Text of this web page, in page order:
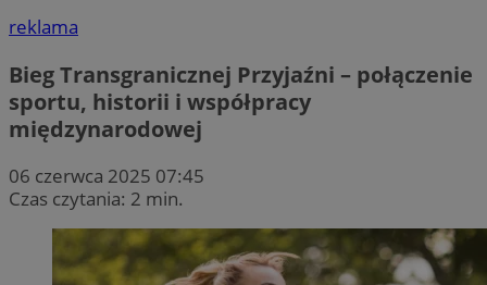
reklama
Bieg Transgranicznej Przyjaźni – połączenie
sportu, historii i współpracy
międzynarodowej
06 czerwca 2025 07:45
Czas czytania: 2 min.